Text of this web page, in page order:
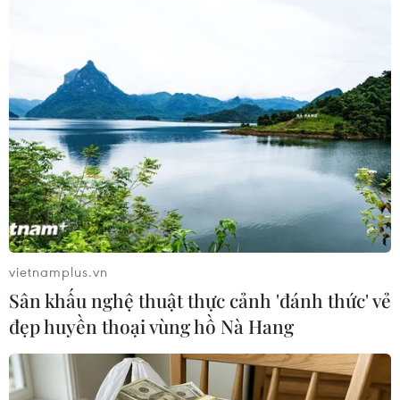
Chuỗi tập trận Northern Coasts
được Hải quân Đức triển khai từ
năm 2007 và tổ chức dưới hình
thức luân phiên hằng năm giữa
Đức, Đan Mạch, Thụy Điển và
Phần Lan.
(TTXVN/Vietnam+)
vietnamplus.vn
Sân khấu nghệ thuật thực cảnh 'đánh thức' vẻ
đẹp huyền thoại vùng hồ Nà Hang